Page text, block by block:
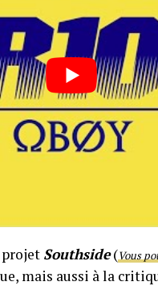
projet Southside(Vous
mais aussi à la